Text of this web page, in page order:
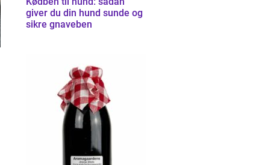
giver du din hund sunde og
sikre gnaveben